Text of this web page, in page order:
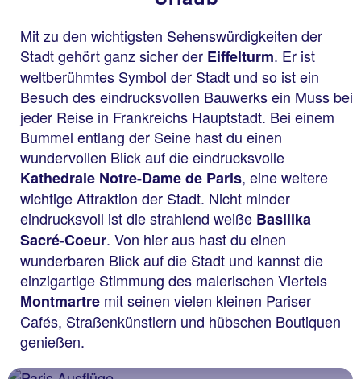
Mit zu den wichtigsten Sehenswürdigkeiten der
Stadt gehört ganz sicher der Eiffelturm. Er ist
weltberühmtes Symbol der Stadt und so ist ein
Besuch des eindrucksvollen Bauwerks ein Muss bei
jeder Reise in Frankreichs Hauptstadt. Bei einem
Bummel entlang der Seine hast du einen
wundervollen Blick auf die eindrucksvolle
Kathedrale Notre-Dame de Paris, eine weitere
wichtige Attraktion der Stadt. Nicht minder
eindrucksvoll ist die strahlend weiße Basilika
Sacré-Coeur. Von hier aus hast du einen
wunderbaren Blick auf die Stadt und kannst die
einzigartige Stimmung des malerischen Viertels
Montmartre mit seinen vielen kleinen Pariser
Cafés, Straßenkünstlern und hübschen Boutiquen
genießen.